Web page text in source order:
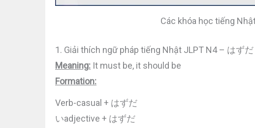
Các khóa học tiếng
1. Giải thích ngữ pháp tiếng Nhật JLPT N4 – はず
Meaning: It must be, it should be
Formation:
Verb-casual + はずだ
いadjective + はずだ